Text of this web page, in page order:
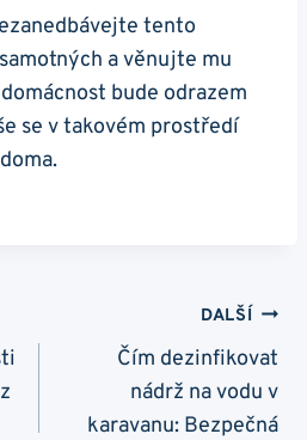
tento
a věnujte mu
bude odrazem
se v takovém prostředí
DALŠÍ
Čím dezinfikovat
nádrž na vodu v
karavanu: Bezpečná